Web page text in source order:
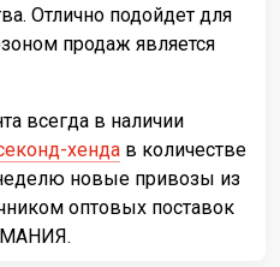
Отлично подойдет для
продаж является
всегда в наличии
хенда в количестве
новые привозы из
оптовых поставок